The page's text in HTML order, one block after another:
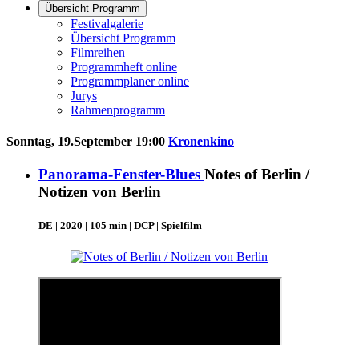
Übersicht Programm
Festivalgalerie
Übersicht Programm
Filmreihen
Programmheft online
Programmplaner online
Jurys
Rahmenprogramm
Sonntag, 19.September 19:00 Kronenkino
Panorama-Fenster-Blues Notes of Berlin /
Notizen von Berlin
DE | 2020 | 105 min | DCP | Spielfilm